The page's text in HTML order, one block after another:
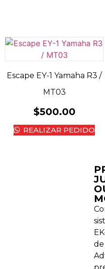
Escape EY-1 Yamaha R3 /
MT03
$500.00
REALIZAR PEDIDO
de